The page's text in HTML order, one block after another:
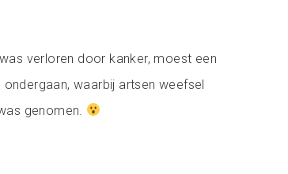
verloren door kanker, moest een
waarbij artsen weefsel
genomen.